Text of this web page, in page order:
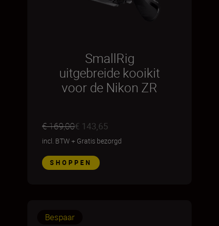
SmallRig
uitgebreide kooikit
voor de Nikon ZR
€ 169,00€ 143,65
incl. BTW + Gratis bezorgd
SHOPPEN
Bespaar